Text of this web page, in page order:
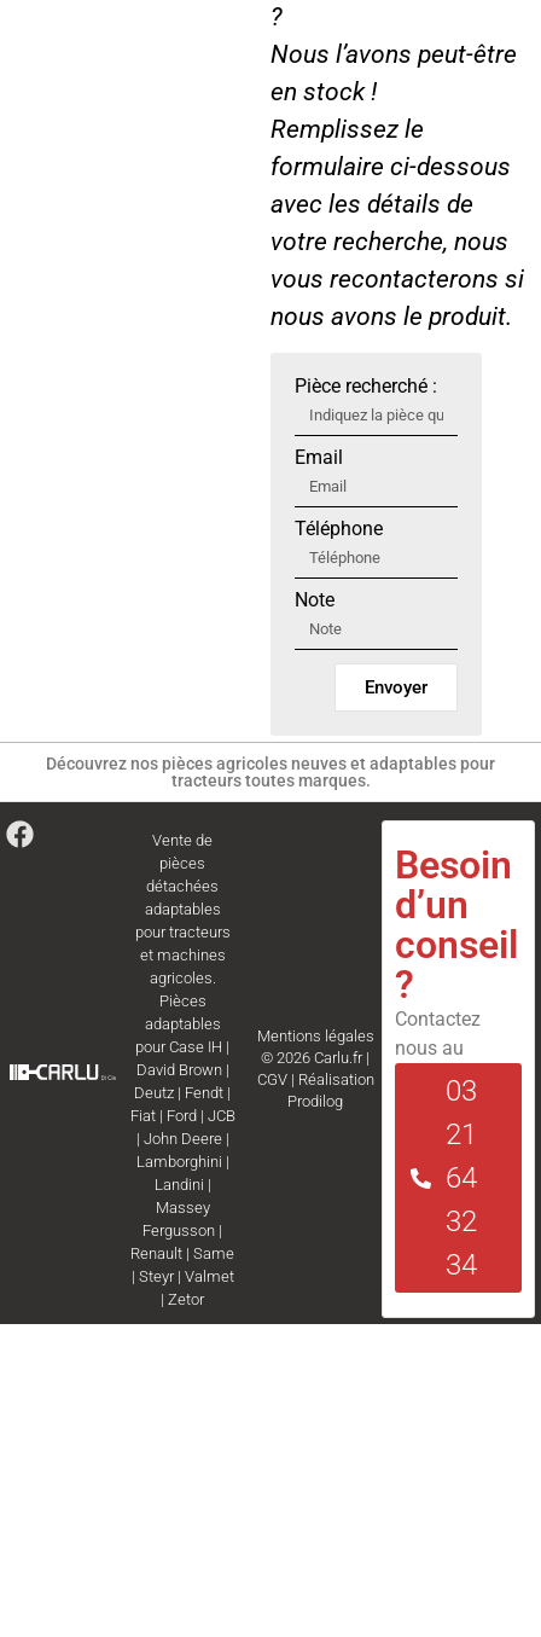
?
Nous l’avons peut-être
en stock !
Remplissez le
formulaire ci-dessous
avec les détails de
votre recherche, nous
vous recontacterons si
nous avons le produit.
Pièce recherché :
Email
Téléphone
Note
Envoyer
Découvrez nos pièces agricoles neuves et adaptables pour
tracteurs toutes marques.
Vente de
pièces
détachées
adaptables
pour tracteurs
et machines
agricoles.
Pièces
adaptables
pourCase IH |
David Brown|
Deutz | Fendt |
Fiat| Ford | JCB
| John Deere|
Lamborghini |
Landini |
Massey
Fergusson |
Renault |Same
| Steyr| Valmet
|Zetor
Mentions légales
© 2026 Carlu.fr |
CGV| Réalisation
Prodilog
Besoin
d’un
conseil
?
Contactez
nous au
03
21
64
32
34